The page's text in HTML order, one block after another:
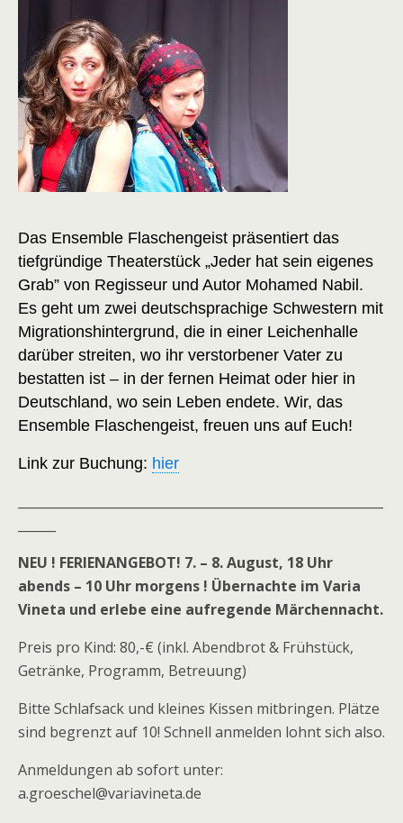
Das Ensemble Flaschengeist präsentiert das
tiefgründige Theaterstück „Jeder hat sein eigenes
Grab” von Regisseur und Autor Mohamed Nabil.
Es geht um zwei deutschsprachige Schwestern mit
Migrationshintergrund, die in einer Leichenhalle
darüber streiten, wo ihr verstorbener Vater zu
bestatten ist – in der fernen Heimat oder hier in
Deutschland, wo sein Leben endete. Wir, das
Ensemble Flaschengeist, freuen uns auf Euch!
Link zur Buchung: hier
NEU ! FERIENANGEBOT! 7. – 8. August, 18 Uhr
abends – 10 Uhr morgens ! Übernachte im Varia
Vineta und erlebe eine aufregende Märchennacht.
Preis pro Kind: 80,-€ (inkl. Abendbrot & Frühstück,
Getränke, Programm, Betreuung)
Bitte Schlafsack und kleines Kissen mitbringen. Plätze
sind begrenzt auf 10! Schnell anmelden lohnt sich also.
Anmeldungen ab sofort unter:
a.groeschel@variavineta.de